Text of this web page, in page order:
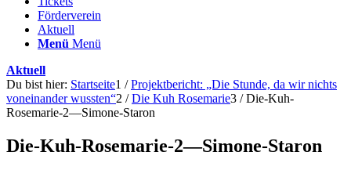
Förderverein
Aktuell
Menü Menü
Aktuell
Du bist hier: Startseite1 / Projektbericht: „Die Stunde, da wir nichts
voneinander wussten“2 / Die Kuh Rosemarie3 / Die-Kuh-
Rosemarie-2—Simone-Staron
Die-Kuh-Rosemarie-2—Simone-Staron